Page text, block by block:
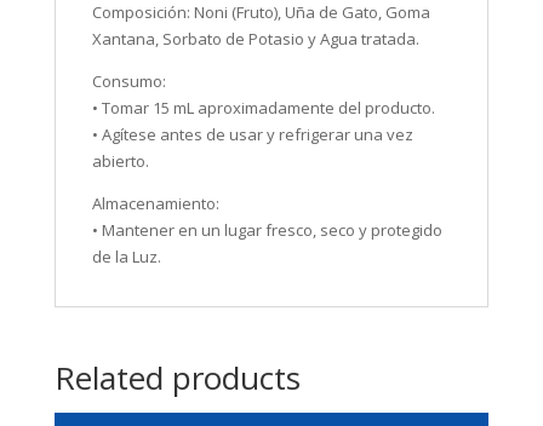
Composición: Noni (Fruto), Uña de Gato, Goma
Xantana, Sorbato de Potasio y Agua tratada.
Consumo:
• Tomar 15 mL aproximadamente del producto.
• Agítese antes de usar y refrigerar una vez
abierto.
Almacenamiento:
• Mantener en un lugar fresco, seco y protegido
de la Luz.
Related products